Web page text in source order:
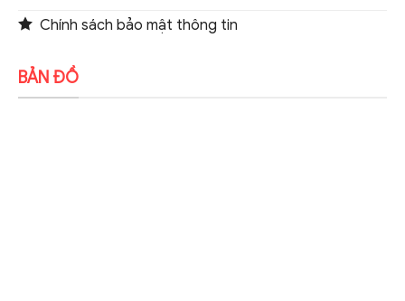
Chính sách bảo mật thông tin
BẢN ĐỒ